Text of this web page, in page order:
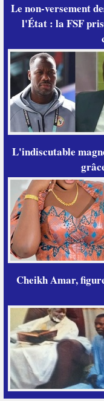
Le non-versement
l'État : la FSF
L'indiscutable
Cheikh Amar,